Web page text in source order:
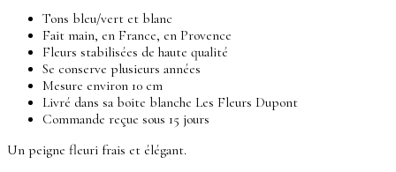
Tons bleu/vert et blanc
Fait main, en France, en Provence
Fleurs stabilisées de haute qualité
Se conserve plusieurs années
Mesure environ 10 cm
Livré dans sa boite blanche Les Fleurs Dupont
Commande reçue sous 15 jours
Un peigne fleuri frais et élégant.